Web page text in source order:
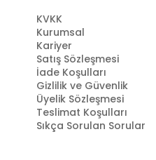
KVKK
Kurumsal
Kariyer
Satış Sözleşmesi
İade Koşulları
Gizlilik ve Güvenlik
Üyelik Sözleşmesi
Teslimat Koşulları
Sıkça Sorulan Sorular